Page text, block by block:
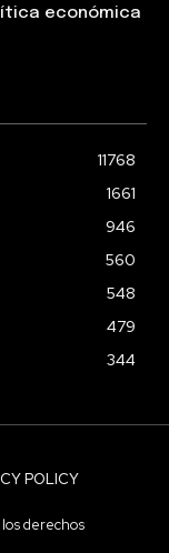
económica
11768
1661
946
560
548
479
344
POLICY
derechos